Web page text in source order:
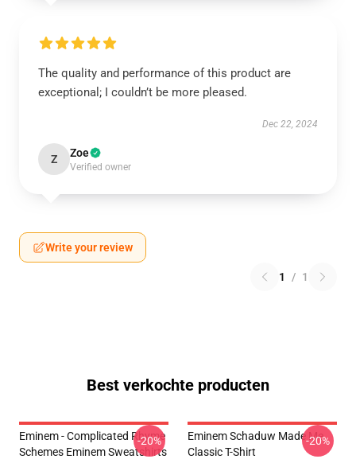
The quality and performance of this product are
exceptional; I couldn’t be more pleased.
Dec 22, 2024
Z Zoe
Verified owner
Write your review
1 / 1
Best verkochte producten
Eminem - Complicated Rhyme
Schemes Eminem Sweatshirts
-20%
Eminem Schaduw Made Me
Classic T-Shirt
-20%